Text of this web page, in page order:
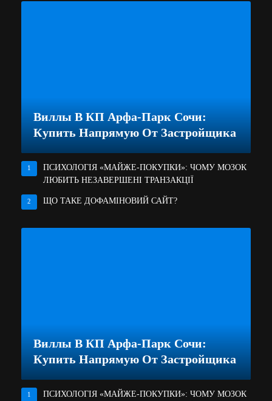
Виллы В КП Арфа-Парк Сочи:
Купить Напрямую От Застройщика
1
ПСИХОЛОГІЯ «МАЙЖЕ-ПОКУПКИ»: ЧОМУ МОЗОК
ЛЮБИТЬ НЕЗАВЕРШЕНІ ТРАНЗАКЦІЇ
2 ЩО ТАКЕ ДОФАМІНОВИЙ САЙТ?
Виллы В КП Арфа-Парк Сочи:
Купить Напрямую От Застройщика
1
ПСИХОЛОГІЯ «МАЙЖЕ-ПОКУПКИ»: ЧОМУ МОЗОК